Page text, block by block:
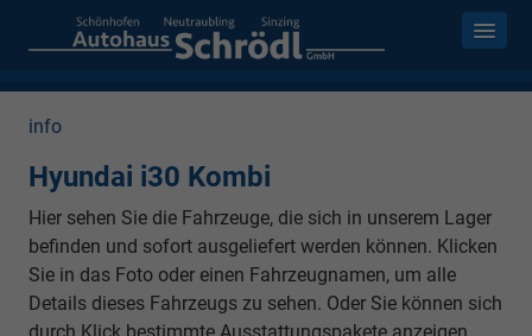
info
Hyundai i30 Kombi
Hier sehen Sie die Fahrzeuge, die sich in unserem Lager
befinden und sofort ausgeliefert werden können. Klicken
Sie in das Foto oder einen Fahrzeugnamen, um alle
Details dieses Fahrzeugs zu sehen. Oder Sie können sich